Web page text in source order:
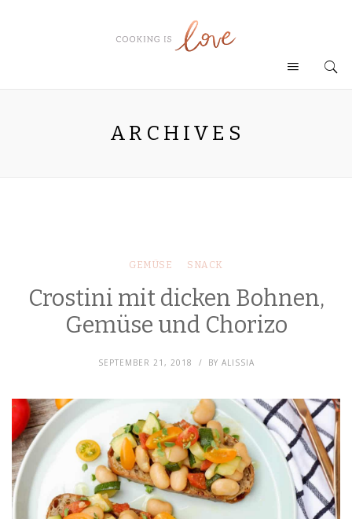
ARCHIVES
GEMÜSE SNACK
Crostini mit dicken Bohnen,
Gemüse und Chorizo
SEPTEMBER 21, 2018 BY ALISSIA